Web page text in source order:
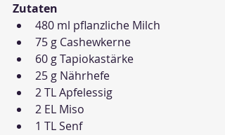
Zutaten
480 ml pflanzliche Milch
75 g Cashewkerne
60 g Tapiokastärke
25 g Nährhefe
2 TL Apfelessig
2 EL Miso
1 TL Senf